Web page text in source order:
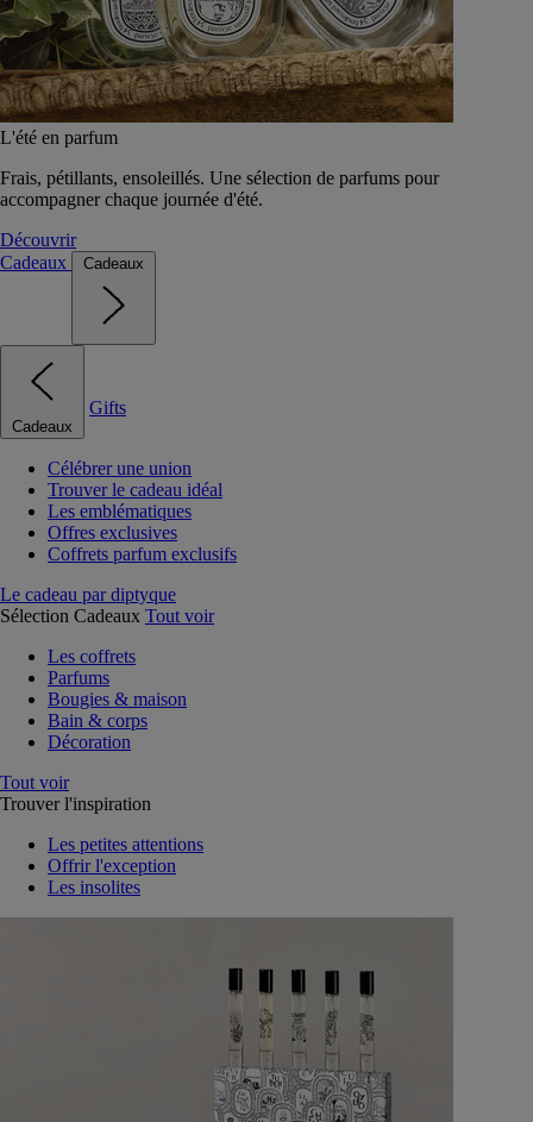
L'été en parfum
Frais, pétillants, ensoleillés. Une sélection de parfums pour
accompagner chaque journée d'été.
Découvrir
Cadeaux
Cadeaux
Cadeaux
Gifts
Célébrer une union
Trouver le cadeau idéal
Les emblématiques
Offres exclusives
Coffrets parfum exclusifs
Le cadeau par diptyque
Sélection Cadeaux Tout voir
Les coffrets
Parfums
Bougies & maison
Bain & corps
Décoration
Tout voir
Trouver l'inspiration
Les petites attentions
Offrir l'exception
Les insolites